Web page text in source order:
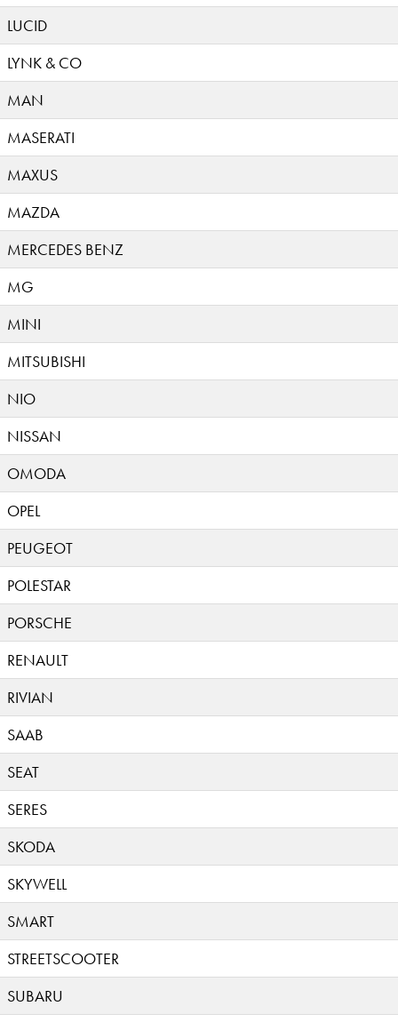
LUCID
LYNK & CO
MAN
MASERATI
MAXUS
MAZDA
MERCEDES BENZ
MG
MINI
MITSUBISHI
NIO
NISSAN
OMODA
OPEL
PEUGEOT
POLESTAR
PORSCHE
RENAULT
RIVIAN
SAAB
SEAT
SERES
SKODA
SKYWELL
SMART
STREETSCOOTER
SUBARU